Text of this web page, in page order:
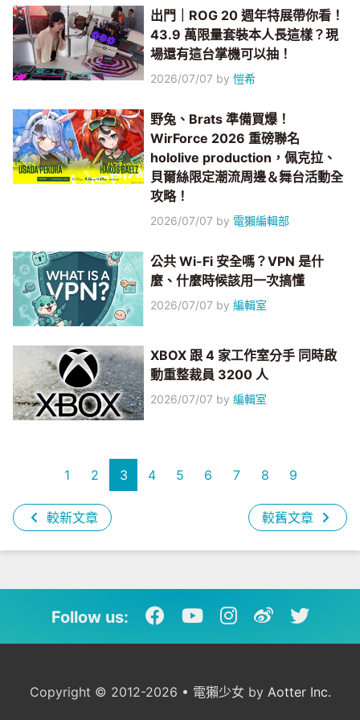
出門｜ROG 20 週年特展帶你看！
43.9 萬限量套裝本人長這樣？現
場還有這台掌機可以抽！
2026/07/07 by愷希
野兔、Brats 準備買爆！
WirForce 2026 重磅聯名
hololive production，佩克拉、
貝爾絲限定潮流周邊＆舞台活動全
攻略！
2026/07/07 by 電獺編輯部
公共 Wi-Fi 安全嗎？VPN 是什
麼、什麼時候該用一次搞懂
2026/07/07 by編輯室
XBOX 跟 4 家工作室分手 同時啟
動重整裁員 3200 人
2026/07/07 by編輯室
較新文章
1 2 3 4 5 6 7 8 9
較舊文章
Follow us:
Copyright © 2012-2026 • 電獺少女 by Aotter Inc.